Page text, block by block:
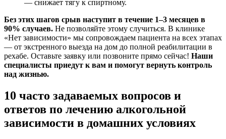
— снижает тягу к спиртному.
Без этих шагов срыв наступит в течение 1–3 месяцев в
90% случаев. Не позволяйте этому случиться. В клинике
«Нет зависимости» мы сопровождаем пациента на всех этапах
— от экстренного выезда на дом до полной реабилитации в
рехабе. Оставьте заявку или позвоните прямо сейчас! Наши
специалисты приедут к вам и помогут вернуть контроль
над жизнью.
10 часто задаваемых вопросов и
ответов по лечению алкогольной
зависимости в домашних условиях